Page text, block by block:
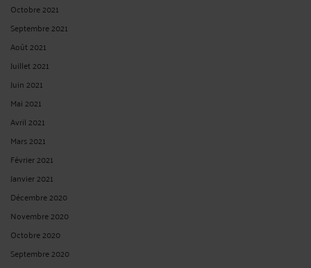
Octobre 2021
Septembre 2021
Août 2021
Juillet 2021
Juin 2021
Mai 2021
Avril 2021
Mars 2021
Février 2021
Janvier 2021
Décembre 2020
Novembre 2020
Octobre 2020
Septembre 2020